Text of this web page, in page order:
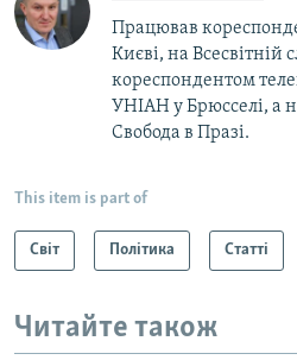
Працював
Києві, на Всесвітній
кореспондентом
УНІАН у Брюсселі, а
Свобода в Празі.
This item is part of
Світ Політика Статті
Читайте також